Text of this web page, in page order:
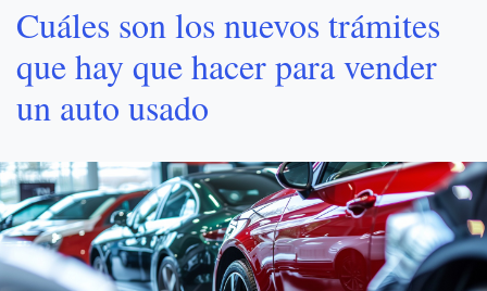
Cuáles son los nuevos trámites
que hay que hacer para vender
un auto usado